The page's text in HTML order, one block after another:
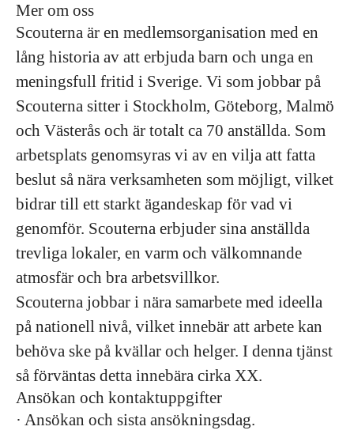
Mer om oss
Scouterna är en medlemsorganisation med en
lång historia av att erbjuda barn och unga en
meningsfull fritid i Sverige. Vi som jobbar på
Scouterna sitter i Stockholm, Göteborg, Malmö
och Västerås och är totalt ca 70 anställda. Som
arbetsplats genomsyras vi av en vilja att fatta
beslut så nära verksamheten som möjligt, vilket
bidrar till ett starkt ägandeskap för vad vi
genomför. Scouterna erbjuder sina anställda
trevliga lokaler, en varm och välkomnande
atmosfär och bra arbetsvillkor.
Scouterna jobbar i nära samarbete med ideella
på nationell nivå, vilket innebär att arbete kan
behöva ske på kvällar och helger. I denna tjänst
så förväntas detta innebära cirka XX.
Ansökan och kontaktuppgifter
· Ansökan och sista ansökningsdag.